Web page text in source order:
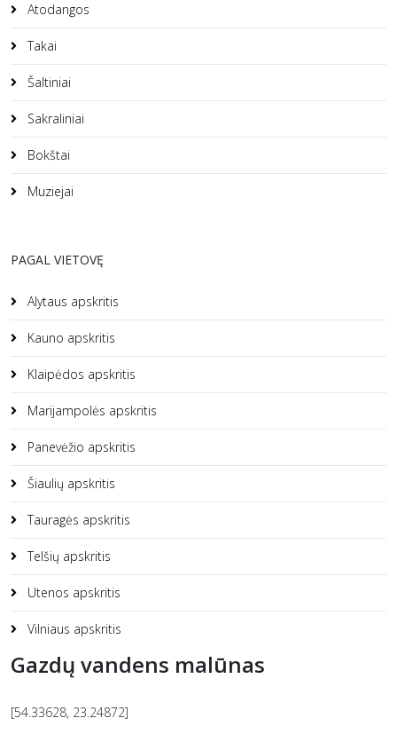
Atodangos
Takai
Šaltiniai
Sakraliniai
Bokštai
Muziejai
PAGAL VIETOVĘ
Alytaus apskritis
Kauno apskritis
Klaipėdos apskritis
Marijampolės apskritis
Panevėžio apskritis
Šiaulių apskritis
Tauragės apskritis
Telšių apskritis
Utenos apskritis
Vilniaus apskritis
Gazdų vandens malūnas
[54.33628, 23.24872]